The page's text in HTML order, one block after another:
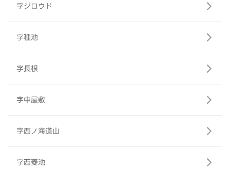
字ジロウド
字種池
字長根
字中屋敷
字西ノ海道山
字西菱池